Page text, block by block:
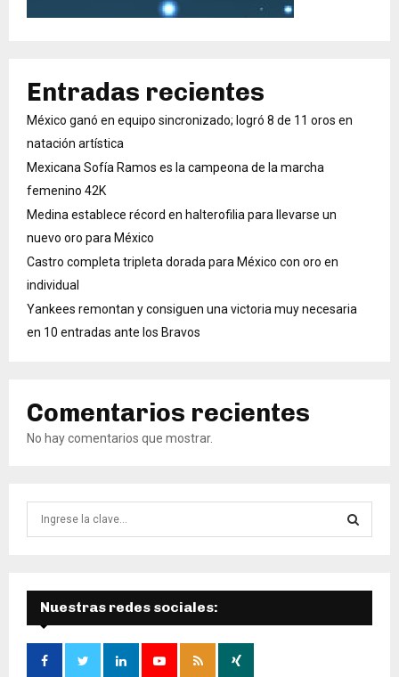
Entradas recientes
México ganó en equipo sincronizado; logró 8 de 11 oros en
natación artística
Mexicana Sofía Ramos es la campeona de la marcha
femenino 42K
Medina establece récord en halterofilia para llevarse un
nuevo oro para México
Castro completa tripleta dorada para México con oro en
individual
Yankees remontan y consiguen una victoria muy necesaria
en 10 entradas ante los Bravos
Comentarios recientes
No hay comentarios que mostrar.
d
a
Ú
S
Nuestras redes sociales: